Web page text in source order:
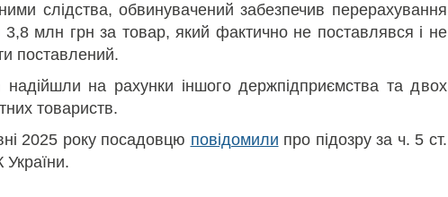
слідства, обвинувачений забезпечив перерахування
3,8 млн грн за товар, який фактично не поставлявся і не
поставлений.
надійшли на рахунки іншого держпідприємства та двох
товариств.
2025 року посадовцю повідомили про підозру за ч. 5 ст.
України.